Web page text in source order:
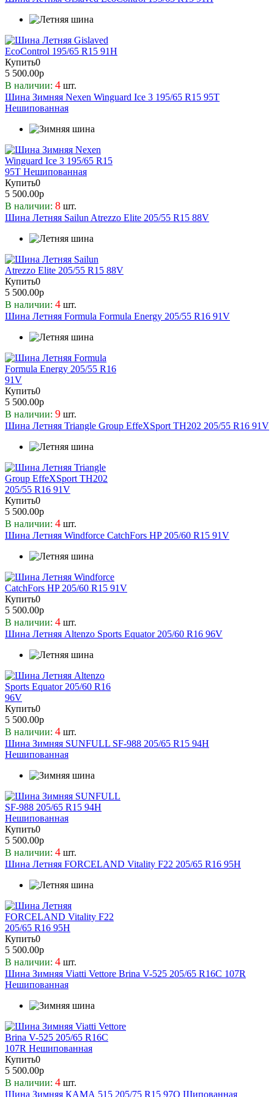
116
119
121
123
162
68
72
75
79
82
84
85
87
89
90
91
92
94
96
97
98
99
Comforser
Compasal
Continental
Contyre
Cordiant
Delinte
Double Star
ECOVISION
Firemax
Formula
Fortune
Fronway
Gislaved
Goodride
Gripmax
Hankook
Hifli
Ikon
ILink
Kapsen
Kingnate
Kumho
Landspider
Lassa
Laufenn
Leao
Ling Long
Massimo
Maxxis
MIRAGE
Nexen
Nitto
Nokian
Ovation
Prinx
Rauffan
Riken
Roadcruza
Roadking
Roadstone
RockBlade
Rydanz
Sailun
Sonix
SUNFULL
Torero
Toyo
Tracmax
Triangle Group
UNISTAR
Viatti
Vinmax
Westlake
Windforce
Yokohama
Zelda
Белшина
КАМА
Купить0
5 500.00р
В наличии: 4 шт.
Шина Зимняя Nexen Winguard Ice 3 195/65 R15 95T
Нешипованная
Купить0
5 500.00р
В наличии: 8 шт.
Шина Летняя Sailun Atrezzo Elite 205/55 R15 88V
Купить0
5 500.00р
В наличии: 4 шт.
Шина Летняя Formula Formula Energy 205/55 R16 91V
Купить0
5 500.00р
В наличии: 9 шт.
Шина Летняя Triangle Group EffeXSport TH202 205/55 R16 91V
Купить0
5 500.00р
В наличии: 4 шт.
Шина Летняя Windforce CatchFors HP 205/60 R15 91V
Купить0
5 500.00р
В наличии: 4 шт.
Шина Летняя Altenzo Sports Equator 205/60 R16 96V
Купить0
5 500.00р
В наличии: 4 шт.
Шина Зимняя SUNFULL SF-988 205/65 R15 94H
Нешипованная
Купить0
5 500.00р
В наличии: 4 шт.
Шина Летняя FORCELAND Vitality F22 205/65 R16 95H
Купить0
5 500.00р
В наличии: 4 шт.
Шина Зимняя Viatti Vettore Brina V-525 205/65 R16C 107R
Нешипованная
Купить0
5 500.00р
В наличии: 4 шт.
Шина Зимняя КАМА 515 205/75 R15 97Q Шипованная